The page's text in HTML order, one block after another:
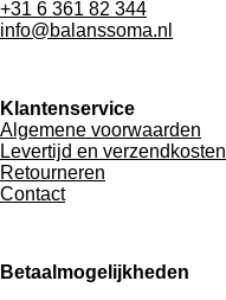
+31 6 361 82 344
info@balanssoma.nl
Klantenservice
Algemene voorwaarden
Levertijd en verzendkosten
Retourneren
Contact
Betaalmogelijkheden